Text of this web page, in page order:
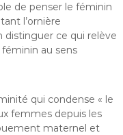
de penser le féminin
l’ornière
distinguer ce qui relève
au sens
qui condense « le
femmes depuis les
maternel et